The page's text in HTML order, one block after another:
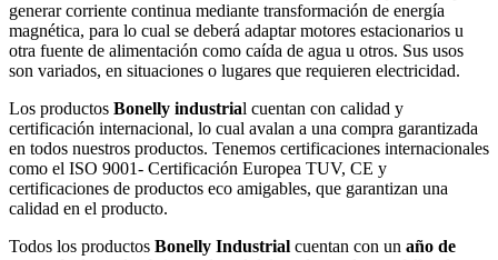
generar corriente continua mediante transformación de energía
magnética, para lo cual se deberá adaptar motores estacionarios u
otra fuente de alimentación como caída de agua u otros. Sus usos
son variados, en situaciones o lugares que requieren electricidad.
Los productos Bonelly industrial cuentan con calidad y
certificación internacional, lo cual avalan a una compra garantizada
en todos nuestros productos. Tenemos certificaciones internacionales
como el ISO 9001- Certificación Europea TUV, CE y
certificaciones de productos eco amigables, que garantizan una
calidad en el producto.
Todos los productos Bonelly Industrial cuentan con un año de